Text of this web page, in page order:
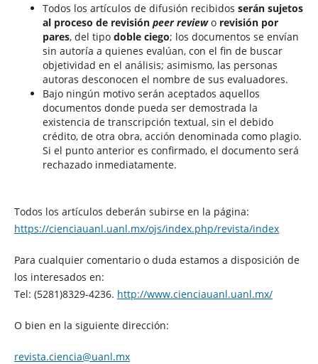
Todos los artículos de difusión recibidos serán sujetos
al proceso de revisión peer reviewo revisión por
pares, del tipo doble ciego; los documentos se envían
sin autoría a quienes evalúan, con el fin de buscar
objetividad en el análisis; asimismo, las personas
autoras desconocen el nombre de sus evaluadores.
Bajo ningún motivo serán aceptados aquellos
documentos donde pueda ser demostrada la
existencia de transcripción textual, sin el debido
crédito, de otra obra, acción denominada como plagio.
Si el punto anterior es confirmado, el documento será
rechazado inmediatamente.
Todos los artículos deberán subirse en la página:
https://cienciauanl.uanl.mx/ojs/index.php/revista/index
Para cualquier comentario o duda estamos a disposición de
los interesados en:
Tel: (5281)8329-4236. http://www.cienciauanl.uanl.mx/
O bien en la siguiente dirección:
revista.ciencia@uanl.mx